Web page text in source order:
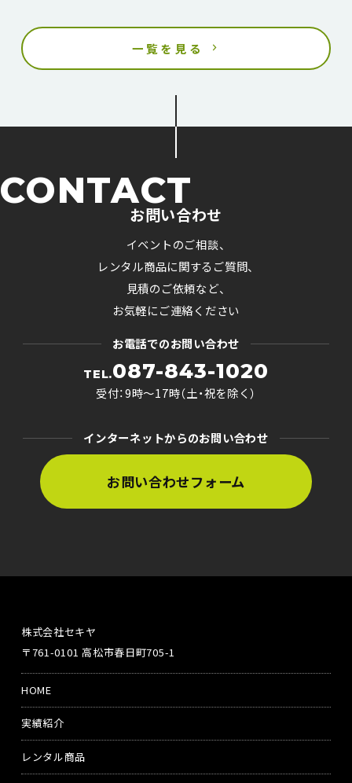
一覧を見る
CONTACT
お問い合わせ
イベントのご相談、
レンタル商品に関するご質問、
見積のご依頼など、
お気軽にご連絡ください
お電話でのお問い合わせ
TEL.087-843-1020
受付：9時〜17時（土・祝を除く）
インターネットからのお問い合わせ
お問い合わせフォーム
株式会社セキヤ
〒761-0101 高松市春日町705-1
HOME
実績紹介
レンタル商品